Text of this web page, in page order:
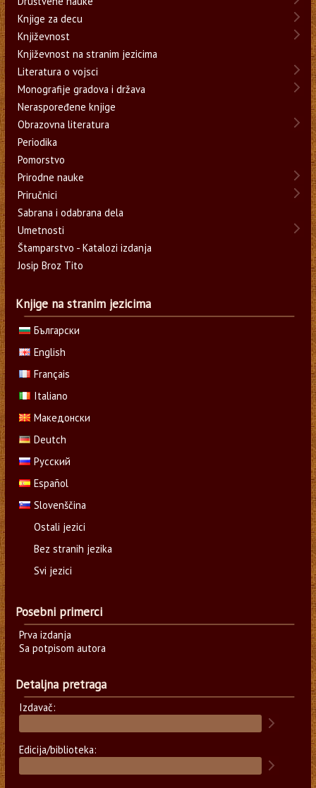
Knjige za decu
Književnost
Književnost na stranim jezicima
Literatura o vojsci
Monografije gradova i država
Neraspoređene knjige
Obrazovna literatura
Periodika
Pomorstvo
Prirodne nauke
Priručnici
Sabrana i odabrana dela
Umetnosti
Štamparstvo - Katalozi izdanja
Josip Broz Tito
Knjige na stranim jezicima
Български
English
Français
Italiano
Македонски
Deutch
Русский
Español
Slovenščina
Ostali jezici
Bez stranih jezika
Svi jezici
Posebni primerci
Prva izdanja
Sa potpisom autora
Detaljna pretraga
Izdavač:
Edicija/biblioteka: